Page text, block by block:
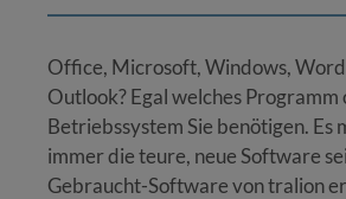
Office, Microsoft, Windows,
Outlook? Egal welches Programm
Betriebssystem Sie benötigen. Es
immer die teure, neue Software
Gebraucht-Software von tralion